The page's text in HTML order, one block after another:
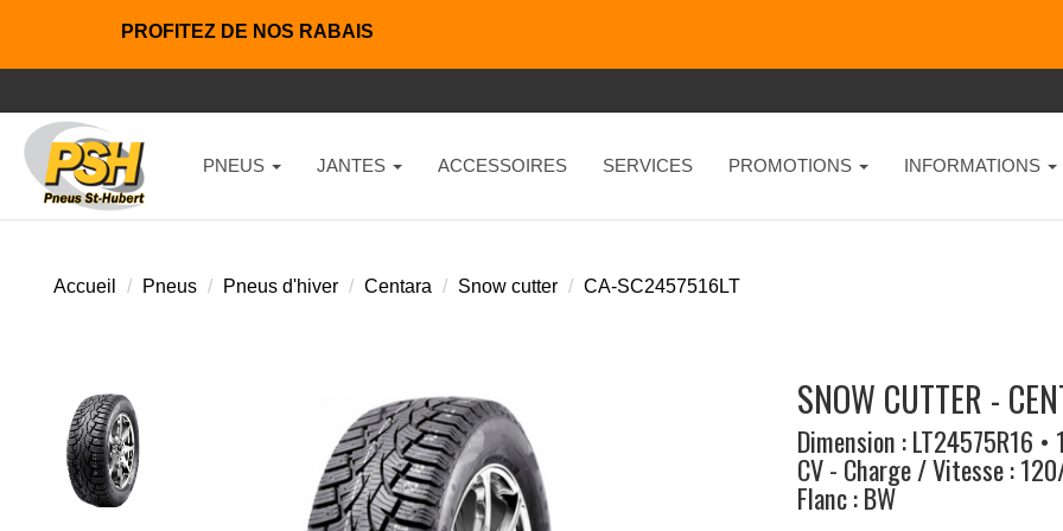
PROFITEZ DE NOS RABAIS
PNEUS JANTES ACCESSOIRES SERVICES PROMOTIONS INFORMATIONS
Accueil Pneus Pneus d'hiver Centara Snow cutter CA-SC2457516LT
SNOW CUTTER -
Dimension : LT24575R16 •
CV - Charge / Vitesse :
Flanc : BW